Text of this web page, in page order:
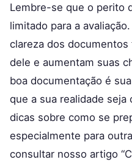
Lembre-se que o perito
limitado para a
clareza dos
dele e aumentam suas
boa documentação é
que a sua realidade seja
dicas sobre como se
especialmente para
consultar nosso artigo